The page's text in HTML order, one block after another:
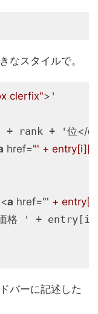
なスタイルで。
clerfix"> '
+ rank + '位</
href="' +
<a href="' +
格 ' +
バーに記述した